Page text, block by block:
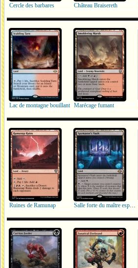
Cercle des barbares Château Braisereth
Lac de montagne bouillant Marécage fumant
Ruines de Ramunap Salle forte du maître espion